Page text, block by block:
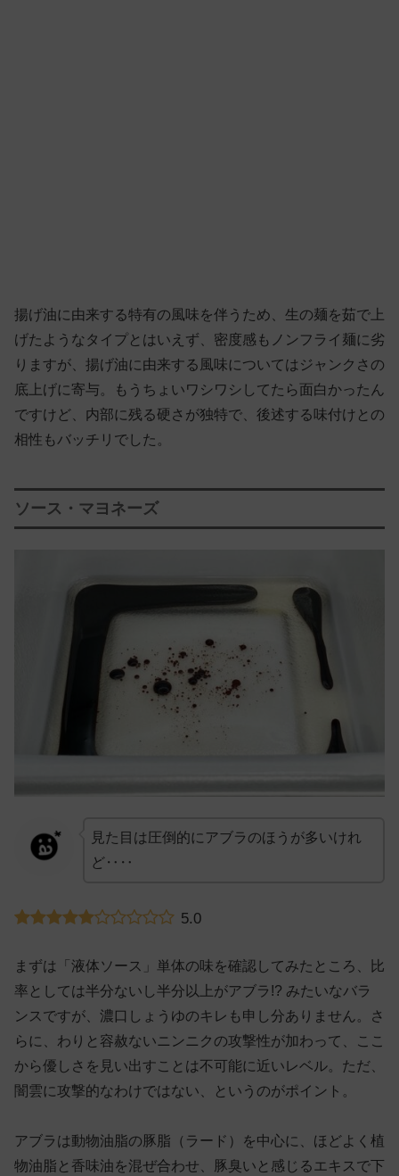
揚げ油に由来する特有の風味を伴うため、生の麺を茹で上
げたようなタイプとはいえず、密度感もノンフライ麺に劣
りますが、揚げ油に由来する風味についてはジャンクさの
底上げに寄与。もうちょいワシワシしてたら面白かったん
ですけど、内部に残る硬さが独特で、後述する味付けとの
相性もバッチリでした。
ソース・マヨネーズ
見た目は圧倒的にアブラのほうが多いけれ
ど‥‥
5.0
まずは「液体ソース」単体の味を確認してみたところ、比
率としては半分ないし半分以上がアブラ!? みたいなバラ
ンスですが、濃口しょうゆのキレも申し分ありません。さ
らに、わりと容赦ないニンニクの攻撃性が加わって、ここ
から優しさを見い出すことは不可能に近いレベル。ただ、
闇雲に攻撃的なわけではない、というのがポイント。
アブラは動物油脂の豚脂（ラード）を中心に、ほどよく植
物油脂と香味油を混ぜ合わせ、豚臭いと感じるエキスで下